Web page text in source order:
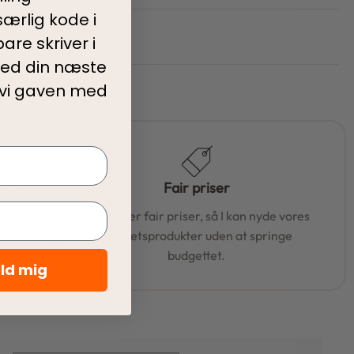
Google
dig
Fair priser
Vi tilbyder fair priser, så I kan nyde vores
kvalitetsprodukter uden at springe
budgettet.
kode i
skriver i
din næste
gaven med
mig